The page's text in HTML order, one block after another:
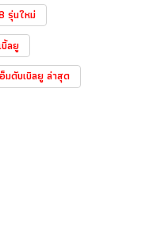
รุ่นใหม่
ลยู
มดับเบิลยู ล่าสุด